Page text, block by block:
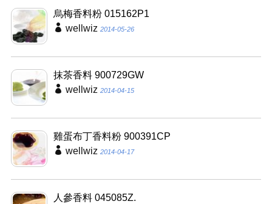
烏梅香料粉 015162P1
wellwiz 2014-05-26
抹茶香料 900729GW
wellwiz 2014-04-15
雞蛋布丁香料粉 900391CP
wellwiz 2014-04-17
人參香料 045085Z.